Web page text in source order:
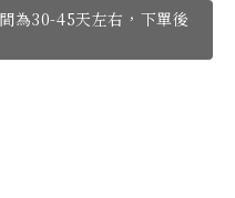
為30-45天左右，下單後